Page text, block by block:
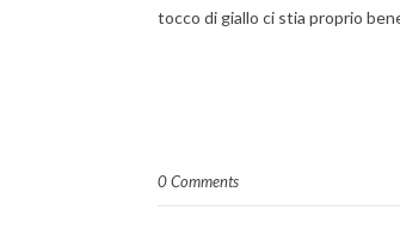
tocco di giallo ci stia proprio
0 Comments